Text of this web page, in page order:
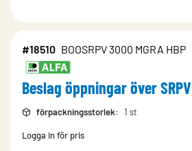
#18510 BOOSRPV 3000 MGRA HBP
Beslag öppningar över SRPV
förpackningsstorlek: 1 st
Logga in för pris